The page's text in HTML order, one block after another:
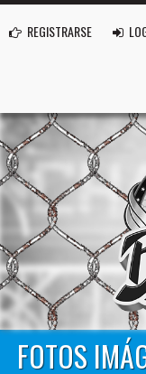
REGISTRARSE
FOTOS